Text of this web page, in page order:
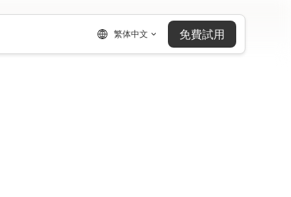
繁体中文 免費試用